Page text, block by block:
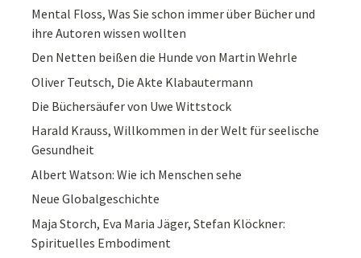
Mental Floss, Was Sie schon immer über Bücher und
ihre Autoren wissen wollten
Den Netten beißen die Hunde von Martin Wehrle
Oliver Teutsch, Die Akte Klabautermann
Die Büchersäufer von Uwe Wittstock
Harald Krauss, Willkommen in der Welt für seelische
Gesundheit
Albert Watson: Wie ich Menschen sehe
Neue Globalgeschichte
Maja Storch, Eva Maria Jäger, Stefan Klöckner:
Spirituelles Embodiment